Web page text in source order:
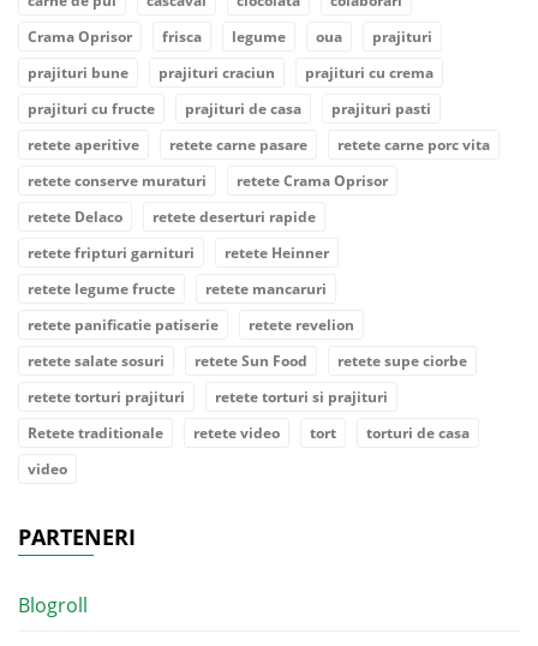
Crama Oprisor
frisca legume oua
prajituri
prajituri bune
prajituri craciun
prajituri cu crema
prajituri cu fructe
prajituri de casa
prajituri pasti
retete aperitive
retete carne pasare
retete carne porc vita
retete conserve muraturi
retete Crama Oprisor
retete Delaco
retete deserturi rapide
retete fripturi garnituri
retete Heinner
retete legume fructe
retete mancaruri
retete panificatie patiserie
retete revelion
retete salate sosuri
retete Sun Food
retete supe ciorbe
retete torturi prajituri
retete torturi si prajituri
Retete traditionale
retete video tort
torturi de casa
video
PARTENERI
Blogroll